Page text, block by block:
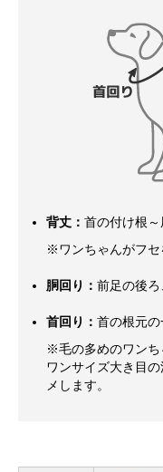
背丈： 首の付け根～
※ワンちゃんがフセ
胴回り： 前足の後
首回り： 首の根元
※毛の多めのワンち
ワンサイズ大き目
メします。